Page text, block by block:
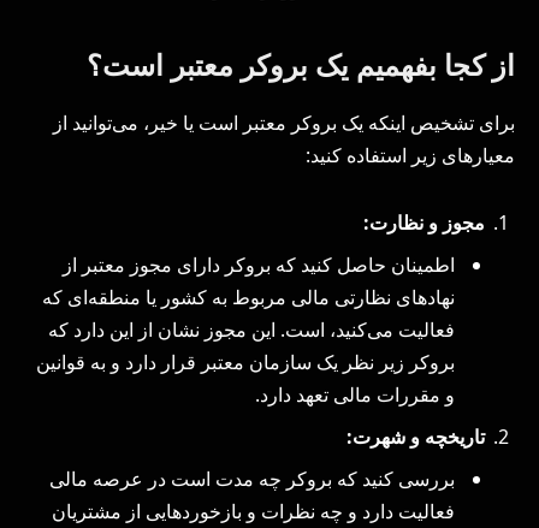
از کجا بفهمیم یک بروکر معتبر است؟
برای تشخیص اینکه یک بروکر معتبر است یا خیر، می‌توانید از
معیارهای زیر استفاده کنید:
مجوز و نظارت:
اطمینان حاصل کنید که بروکر دارای مجوز معتبر از
نهادهای نظارتی مالی مربوط به کشور یا منطقه‌ای که
فعالیت می‌کنید، است. این مجوز نشان از این دارد که
بروکر زیر نظر یک سازمان معتبر قرار دارد و به قوانین
و مقررات مالی تعهد دارد.
تاریخچه و شهرت:
بررسی کنید که بروکر چه مدت است در عرصه مالی
فعالیت دارد و چه نظرات و بازخوردهایی از مشتریان